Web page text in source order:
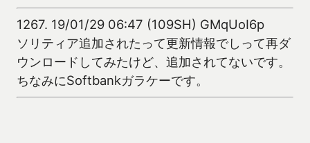
1267. 19/01/29 06:47 (109SH) GMqUoI6p
ソリティア追加されたって更新情報でしって再ダ
ウンロードしてみたけど、追加されてないです。
ちなみにSoftbankガラケーです。